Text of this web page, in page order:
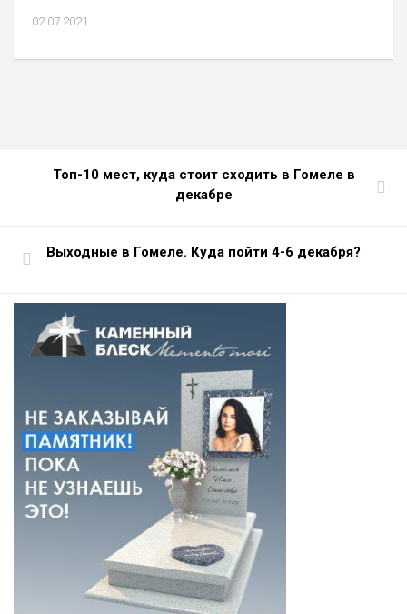
02.07.2021
Топ-10 мест, куда стоит сходить в Гомеле в
декабре
Выходные в Гомеле. Куда пойти 4-6 декабря?